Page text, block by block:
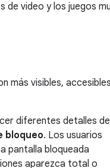
de video y los juegos
más visibles,
diferentes detalles de
bloqueo. Los usuarios
pantalla bloqueada
aparezca total o